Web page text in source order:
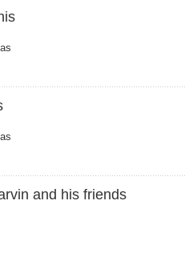
and his friends